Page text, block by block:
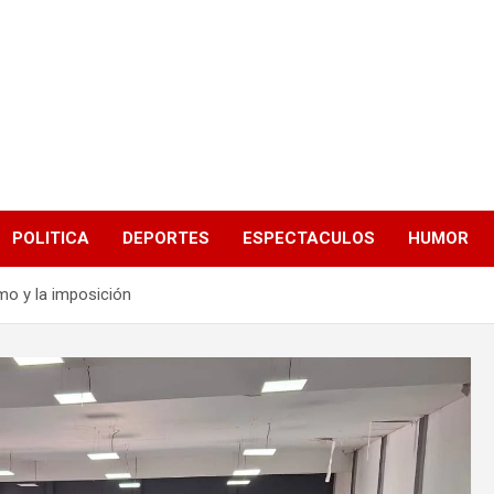
POLITICA DEPORTES ESPECTACULOS HUMOR
y la imposición